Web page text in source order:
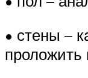
• стены –
проложить